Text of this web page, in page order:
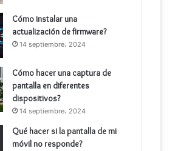
Cómo instalar una
actualización de firmware?
14 septiembre، 2024
Cómo hacer una captura de
pantalla en diferentes
dispositivos?
14 septiembre، 2024
Qué hacer si la pantalla de mi
móvil no responde?